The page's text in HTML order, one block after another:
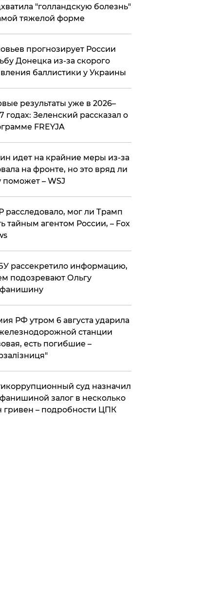
"голландскую болезнь"
тяжелой форме
прогнозирует России
Донецка из-за скорого
баллистики у Украины
результаты уже в 2026–
годах: Зеленский рассказал о
FREYJA
идет на крайние меры из-за
на фронте, но это вряд ли
поможет – WSJ
расследовало, мог ли Трамп
тайным агентом России, – Fox
рассекретило информацию,
подозревают Ольгу
РФ утром 6 августа ударила
станции
есть погибшие –
суд назначил
залог в несколько
гривен – подробности ЦПК